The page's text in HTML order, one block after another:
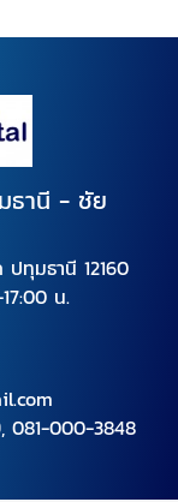
ธานี - ชัย
ทุมธานี 12160
น.
, 081-000-3848